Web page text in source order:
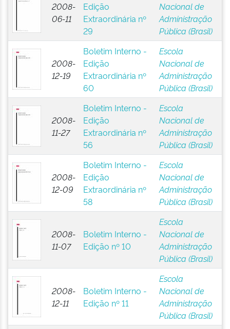
2008-
06-11
Edição
Extraordinária nº
29
Nacional de
Administração
Pública (Brasil)
2008-
12-19
Boletim Interno -
Edição
Extraordinária nº
60
Escola
Nacional de
Administração
Pública (Brasil)
2008-
11-27
Boletim Interno -
Edição
Extraordinária nº
56
Escola
Nacional de
Administração
Pública (Brasil)
2008-
12-09
Boletim Interno -
Edição
Extraordinária nº
58
Escola
Nacional de
Administração
Pública (Brasil)
2008-
11-07
Boletim Interno -
Edição nº 10
Escola
Nacional de
Administração
Pública (Brasil)
2008-
12-11
Boletim Interno -
Edição nº 11
Escola
Nacional de
Administração
Pública (Brasil)